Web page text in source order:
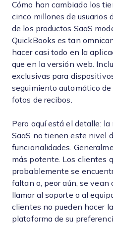
Cómo han cambiado los
cinco millones de usuarios
de los productos SaaS
QuickBooks es tan
hacer casi todo en la
que en la versión web.
exclusivas para
seguimiento automático
fotos de recibos.
Pero aquí está el detalle:
SaaS no tienen este nivel
funcionalidades.
más potente. Los clientes
probablemente se
faltan o, peor aún, se vean
llamar al soporte o al
clientes no pueden hacer
plataforma de su